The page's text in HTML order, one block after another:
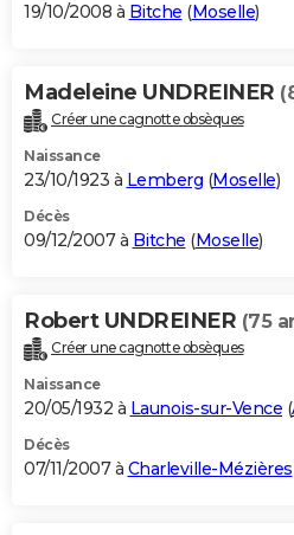
19/10/2008 à Bitche (Moselle)
Madeleine UNDREINER
Créer une cagnotte obsèques
Naissance
23/10/1923 à Lemberg (Moselle)
Décès
09/12/2007 à Bitche (Moselle)
Robert UNDREINER (75
Créer une cagnotte obsèques
Naissance
20/05/1932 à Launois-sur-Vence (
Décès
07/11/2007 à Charleville-Mézières